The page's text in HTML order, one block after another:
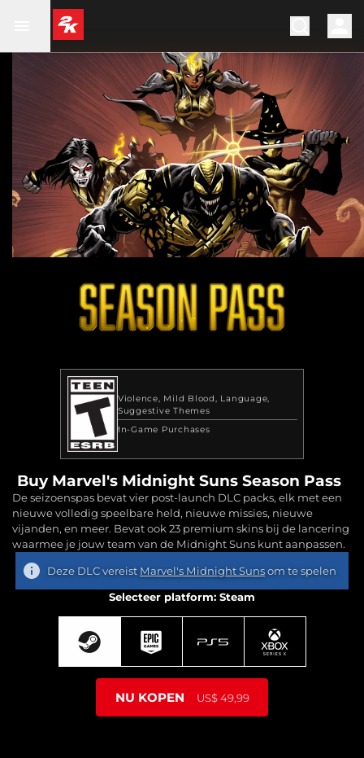
Violence Mild Blood
Language
Suggestive Themes
In-Game Purchases
Buy Marvel's Midnight Suns Season Pass
De seizoenspas bevat vier post-launch DLC packs, elk met een
nieuwe volledig speelbare held, nieuwe missies, nieuwe
vijanden, en meer. Bevat ook 23 premium skins bij de lancering
waarmee je jouw team van de Midnight Suns kunt aanpassen.
Deze DLC vereist Marvel's Midnight Sunsom te spelen
Selecteer platform: Steam
NU KOPEN US$ 49,99